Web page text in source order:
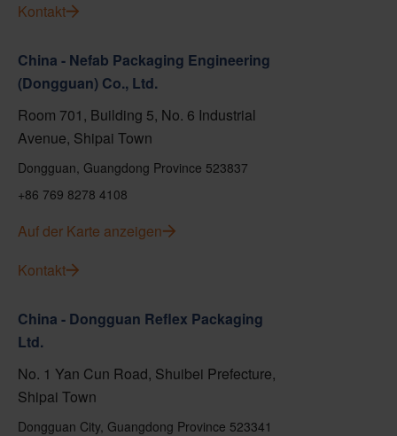
Kontakt
China - Nefab Packaging Engineering
(Dongguan) Co., Ltd.
Room 701, Building 5, No. 6 Industrial
Avenue, Shipai Town
Dongguan, Guangdong Province 523837
+86 769 8278 4108
Auf der Karte anzeigen
Kontakt
China - Dongguan Reflex Packaging
Ltd.
No. 1 Yan Cun Road, Shuibei Prefecture,
Shipai Town
Dongguan City, Guangdong Province 523341